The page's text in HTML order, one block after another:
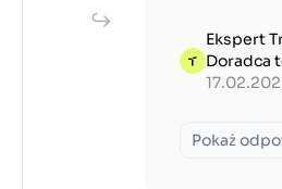
Ekspert
Doradca
Pokaż